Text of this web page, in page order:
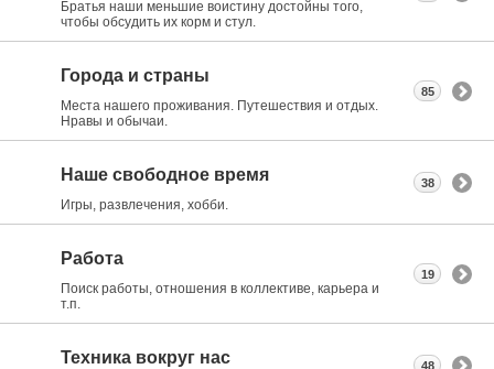
Братья наши меньшие воистину достойны того,
чтобы обсудить их корм и стул.
Города и страны
Места нашего проживания. Путешествия и отдых.
Нравы и обычаи.
85
Наше свободное время
Игры, развлечения, хобби.
38
Работа
Поиск работы, отношения в коллективе, карьера и
т.п.
19
Техника вокруг нас 48